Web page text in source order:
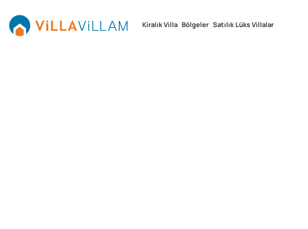
Kiralık Villa Bölgeler Satılık Lüks Villalar